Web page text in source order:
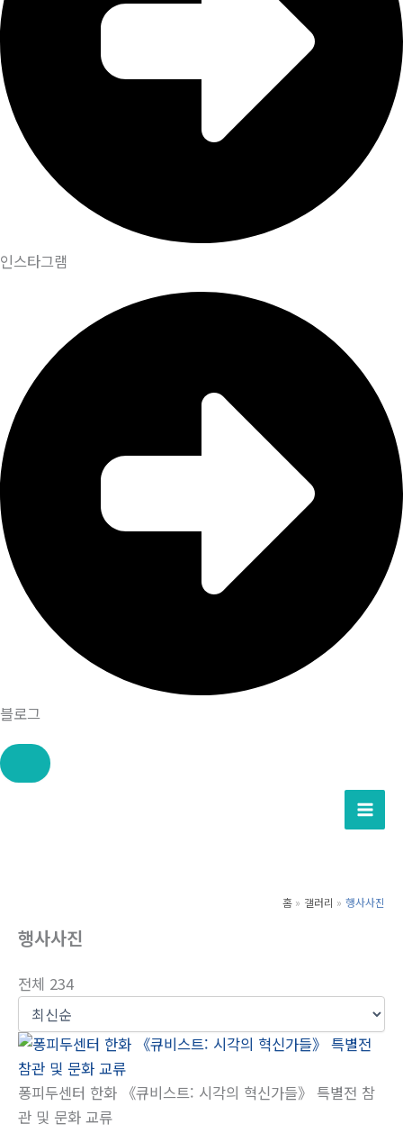
인스타그램
블로그
홈 갤러리 행사사진
행사사진
전체 234
퐁피두센터 한화 《큐비스트: 시각의 혁신가들》 특별전 참
관 및 문화 교류